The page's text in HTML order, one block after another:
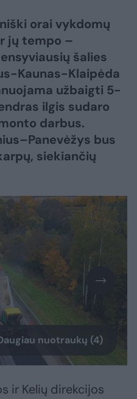
orai vykdomų
jų tempo –
šalies
Kaunas-Klaipėda
užbaigti 5-
ilgis sudaro
darbus.
bus
siekiančių
nuotraukų (4)
ir Kelių direkcijos